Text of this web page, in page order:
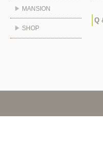
▶ MANSION
▶ SHOP
Q